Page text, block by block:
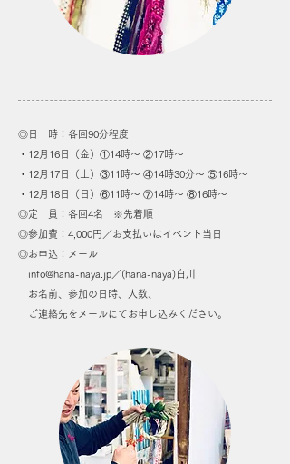
◎日 時：各回90分程度
・12月16日（金）①14時〜 ②17時〜
・12月17日（土）③11時〜 ④14時30分〜 ⑤16時〜
・12月18日（日）⑥11時〜 ⑦14時〜 ⑧16時〜
◎定 員：各回4名 ※先着順
◎参加費：4,000円／お支払いはイベント当日
◎お申込：メール
info@hana-naya.jp ／(hana-naya)白川
お名前、参加の日時、人数、
ご連絡先をメールにてお申し込みください。